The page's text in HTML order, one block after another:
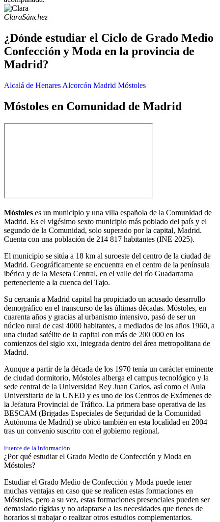
ClaraSánchez
¿Dónde estudiar el Ciclo de Grado Medio
Confección y Moda en la provincia de
Madrid?
Alcalá de Henares Alcorcón Madrid Móstoles
Móstoles en Comunidad de Madrid
Móstoles es un municipio y una villa​ española de la Comunidad de
Madrid. Es el vigésimo sexto municipio más poblado del país y el
segundo de la Comunidad, solo superado por la capital, Madrid.
Cuenta con una población de 214 817 habitantes (INE 2025).
El municipio se sitúa a 18 km al suroeste del centro de la ciudad de
Madrid. Geográficamente se encuentra en el centro de la península
ibérica y de la Meseta Central, en el valle del río Guadarrama
perteneciente a la cuenca del Tajo.
Su cercanía a Madrid capital ha propiciado un acusado desarrollo
demográfico en el transcurso de las últimas décadas. Móstoles, en
cuarenta años y gracias al urbanismo intensivo, pasó de ser un
núcleo rural de casi 4000 habitantes, a mediados de los años 1960, a
una ciudad satélite de la capital con más de 200 000 en los
comienzos del siglo xxi, integrada dentro del área metropolitana de
Madrid.
Aunque a partir de la década de los 1970 tenía un carácter eminente
de ciudad dormitorio,​​ Móstoles alberga el campus tecnológico y la
sede central de la Universidad Rey Juan Carlos, así como el Aula
Universitaria de la UNED y es uno de los Centros de Exámenes de
la Jefatura Provincial de Tráfico. La primera base operativa de las
BESCAM (Brigadas Especiales de Seguridad de la Comunidad
Autónoma de Madrid) se ubicó también en esta localidad en 2004
tras un convenio suscrito con el gobierno regional.
Fuente de la información
¿Por qué estudiar el Grado Medio de Confección y Moda en
Móstoles?
Estudiar el Grado Medio de Confección y Moda puede tener
muchas ventajas en caso que se realicen estas formaciones en
Móstoles, pero a su vez, estas formaciones presenciales pueden ser
demasiado rígidas y no adaptarse a las necesidades que tienes de
horarios si trabajar o realizar otros estudios complementarios.